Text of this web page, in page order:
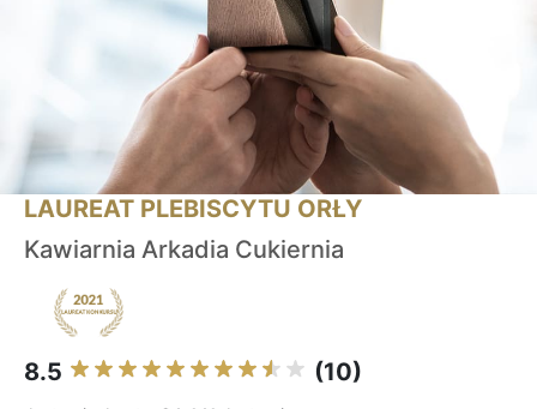
LAUREAT PLEBISCYTU ORŁY
Kawiarnia Arkadia Cukiernia
8.5 (10)